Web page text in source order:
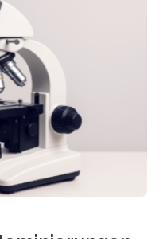
der
schreibt sie auch in
den Hentschel-
jüngere
40 Jahren. Geehrt
Doktorarbeit oder eine
Publikation zum Thema